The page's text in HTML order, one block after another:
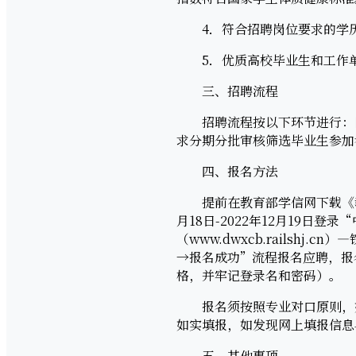
4．符合招聘岗位要求的学
5．优质高校毕业生和工作
三、招聘流程
招聘流程按以下环节进行：
求分期分批审核筛选毕业生参
四、报名方法
提前在教育部学信网下载《
月18日-2022年12月19日登
（www.dwxcb.railshj.cn）—
→报名成功”流程报名应聘，报
格，并牢记登录名和密码）。
报名须按照专业对口原则，
如实填报，如发现网上填报信